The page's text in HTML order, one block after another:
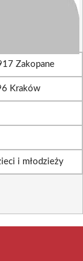
Zakopane
Kraków
i młodzieży